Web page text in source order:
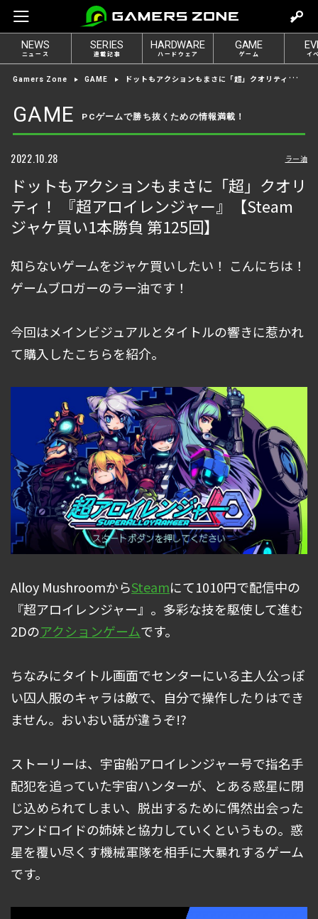
e
t
o
n
NEWS
ニュース
SERIES
連載記事
HARDWARE
ハードウェア
GAME
ゲーム イ
Gamers Zone GAME ドットもアクションもまさに「超」クオリティ！ 『超アロイレンジャー』【Steamジャケ買い1本勝負 第125回】
GAME PCゲームで勝ち抜くための情報満載！
2022.10.28 ラー油
ドットもアクションもまさに「超」クオリ
ティ！ 『超アロイレンジャー』【Steam
ジャケ買い1本勝負 第125回】
知らないゲームをジャケ買いしたい！ こんにちは！
ゲームブロガーのラー油です！
今回はメインビジュアルとタイトルの響きに惹かれ
て購入したこちらを紹介。
Alloy MushroomからSteamにて1010円で配信中の
『超アロイレンジャー』。多彩な技を駆使して進む
2Dのアクションゲームです。
ちなみにタイトル画面でセンターにいる主人公っぽ
い囚人服のキャラは敵で、自分で操作したりはでき
ません。おいおい話が違うぞ!?
ストーリーは、宇宙船アロイレンジャー号で指名手
配犯を追っていた宇宙ハンターが、とある惑星に閉
じ込められてしまい、脱出するために偶然出会った
アンドロイドの姉妹と協力していくというもの。惑
星を覆い尽くす機械軍隊を相手に大暴れするゲーム
です。